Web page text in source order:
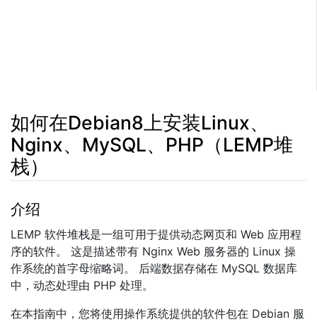
如何在Debian8上安装Linux、
Nginx、MySQL、PHP（LEMP堆
栈）
跳转至：
介绍
LEMP 软件堆栈是一组可用于提供动态网页和 Web 应用程
序的软件。 这是描述带有 Nginx Web 服务器的 Linux 操
作系统的首字母缩略词。 后端数据存储在 MySQL 数据库
中，动态处理由 PHP 处理。
在本指南中，您将使用操作系统提供的软件包在 Debian 服